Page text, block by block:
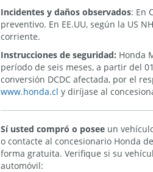
Incidentes y daños observados: En
preventivo. En EE.UU, según la US
corriente.
Instrucciones de seguridad: Honda
período de seis meses, a partir del
conversión DCDC afectada, por el
www.honda.cl y diríjase al
Sí usted compró o posee un
o contacte al concesionario Honda
forma gratuita. Verifique si su
automóvil: